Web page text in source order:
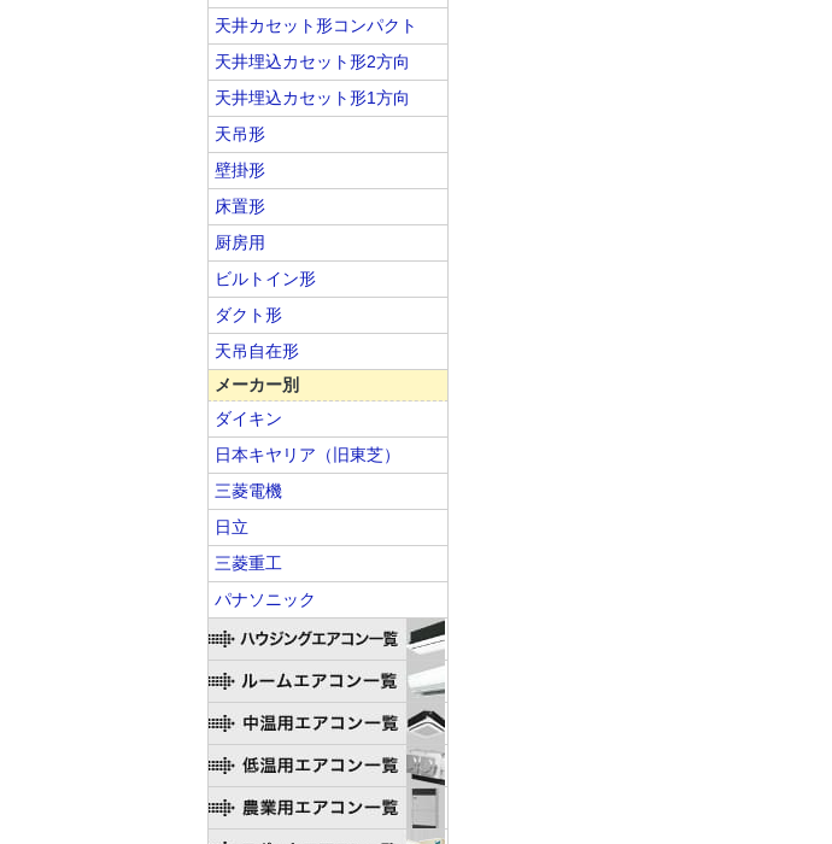
天井カセット形コンパクト
天井埋込カセット形2方向
天井埋込カセット形1方向
天吊形
壁掛形
床置形
厨房用
ビルトイン形
ダクト形
天吊自在形
メーカー別
ダイキン
日本キヤリア（旧東芝）
三菱電機
日立
三菱重工
パナソニック